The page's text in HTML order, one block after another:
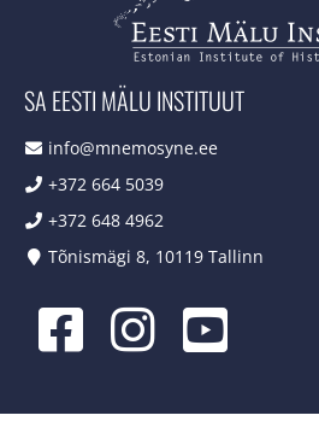
SA EESTI MÄLU INSTITUUT
info@mnemosyne.ee
+372 664 5039
+372 648 4962
Tõnismägi 8, 10119 Tallinn